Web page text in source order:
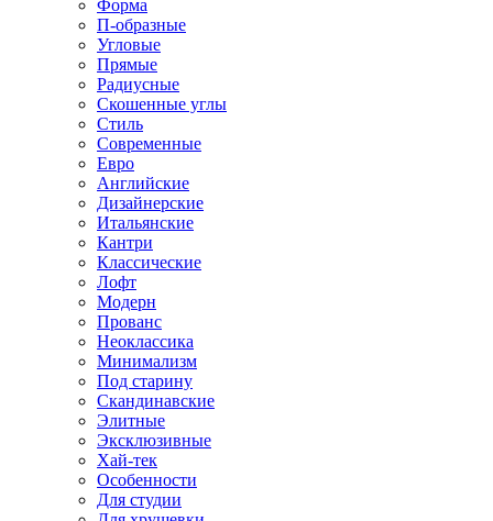
Форма
П-образные
Угловые
Прямые
Радиусные
Скошенные углы
Стиль
Современные
Евро
Английские
Дизайнерские
Итальянские
Кантри
Классические
Лофт
Модерн
Прованс
Неоклассика
Минимализм
Под старину
Скандинавские
Элитные
Эксклюзивные
Хай-тек
Особенности
Для студии